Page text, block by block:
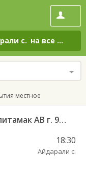
с. на все дни
местное
Набережные Челны АВ — Стерлитамак АВ г. 955
18:30
Айдарали с.